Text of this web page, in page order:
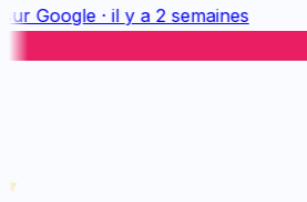
Google· il y a 2 semaines